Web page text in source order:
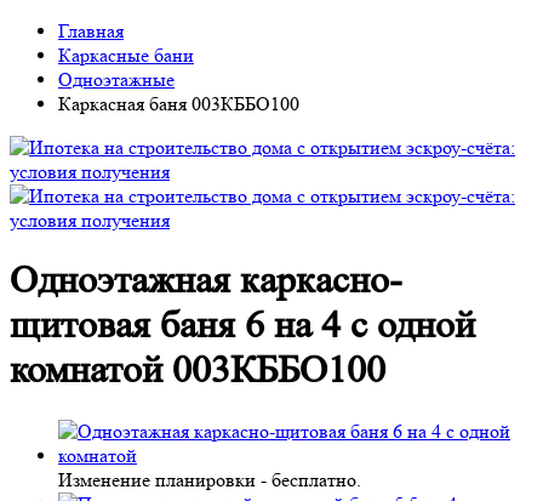
Главная
Каркасные бани
Одноэтажные
Каркасная баня 003КББО100
Одноэтажная каркасно-
щитовая баня 6 на 4 с одной
комнатой 003КББО100
Изменение планировки - бесплатно.